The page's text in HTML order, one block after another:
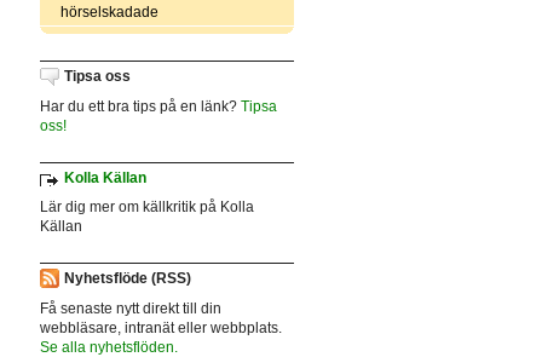
hörselskadade
Tipsa oss
Har du ett bra tips på en länk? Tipsa
oss!
Kolla Källan
Lär dig mer om källkritik på Kolla
Källan
Nyhetsflöde (RSS)
Få senaste nytt direkt till din
webbläsare, intranät eller webbplats.
Se alla nyhetsflöden.